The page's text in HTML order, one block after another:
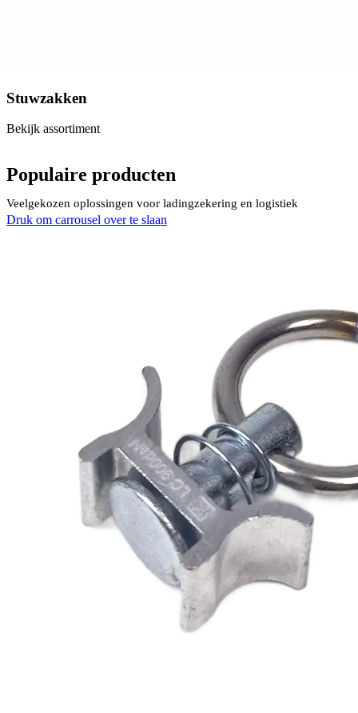
Stuwzakken
Bekijk assortiment
Populaire producten
Veelgekozen oplossingen voor ladingzekering en logistiek
Druk om carrousel over te slaan